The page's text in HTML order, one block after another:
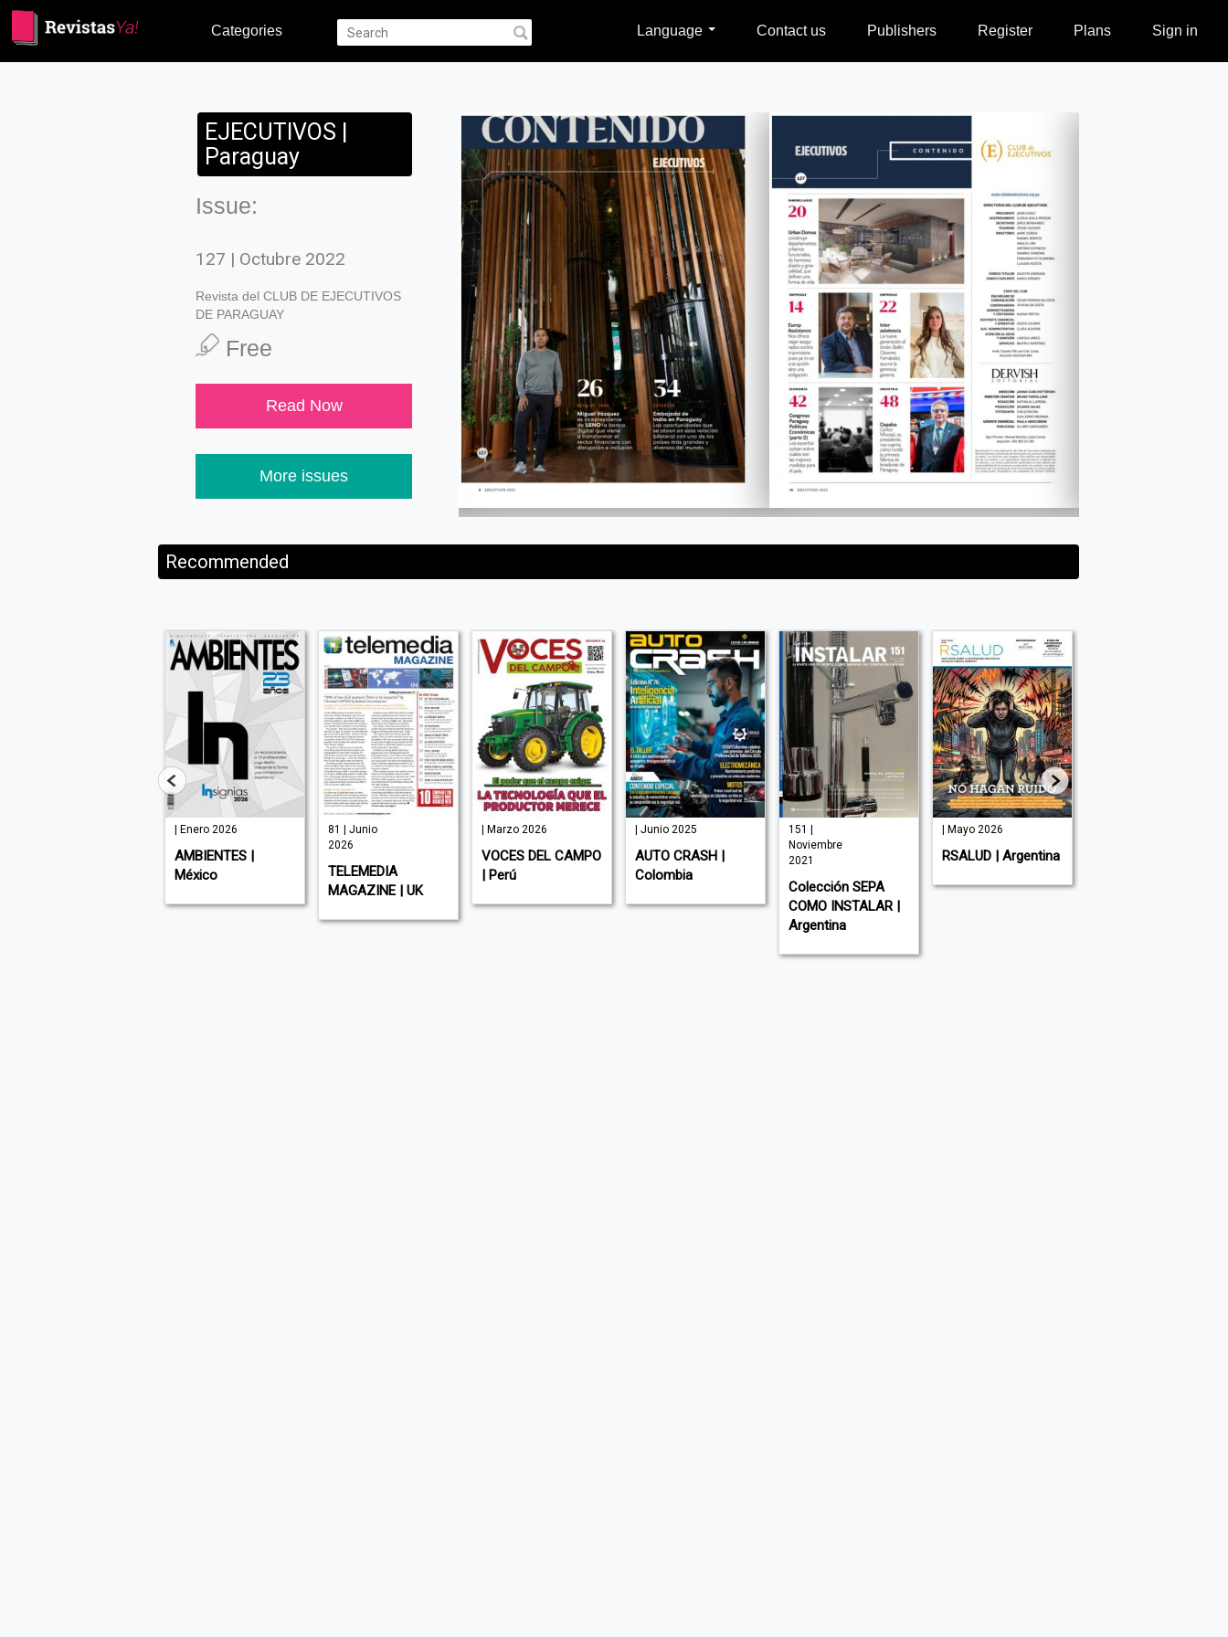
Categories Language Contact us Publishers Register Plans Sign in
EJECUTIVOS |
Paraguay
Issue:
127 | Octubre 2022
Revista del CLUB DE EJECUTIVOS
DE PARAGUAY
Free
Read Now
More issues
Recommended
| Enero 2026
AMBIENTES |
México
81 | Junio
2026
TELEMEDIA
MAGAZINE | UK
| Marzo 2026
VOCES DEL CAMPO
| Perú
| Junio 2025
AUTO CRASH |
Colombia
151 |
Noviembre
2021
Colección SEPA
COMO INSTALAR |
Argentina
| Mayo 2026
RSALUD | Argentina